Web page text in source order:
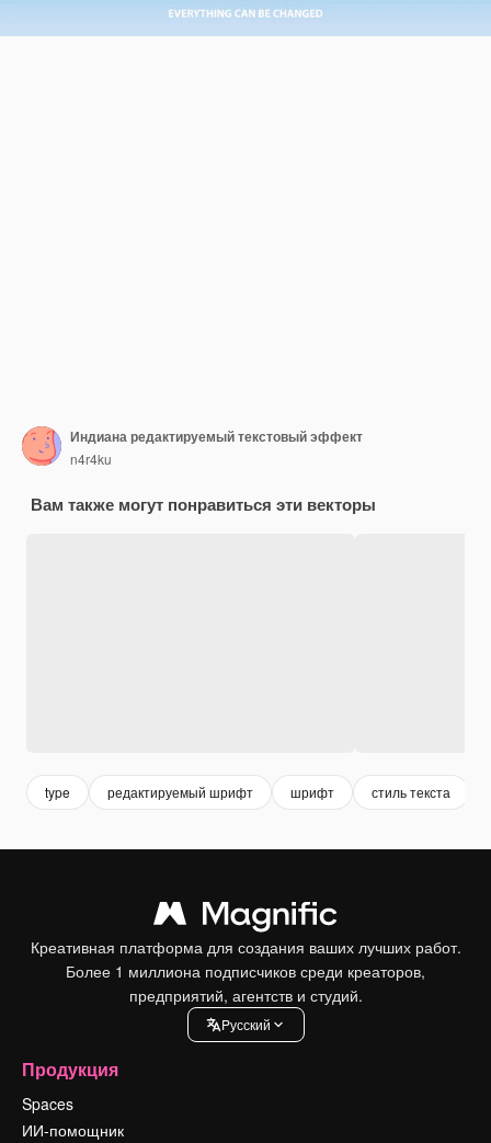
Индиана редактируемый текстовый эффект
n4r4ku
Вам также могут понравиться эти векторы
type редактируемый шрифт шрифт стиль текста
Креативная платформа для создания ваших лучших работ.
Более 1 миллиона подписчиков среди креаторов,
предприятий, агентств и студий.
Pусский
Продукция
Spaces
ИИ-помощник